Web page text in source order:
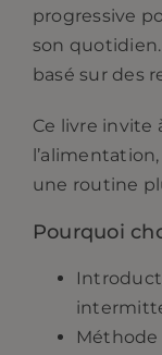
progressive
son
basé sur des
Ce livre invite
une routine
Pourquoi
Méthode